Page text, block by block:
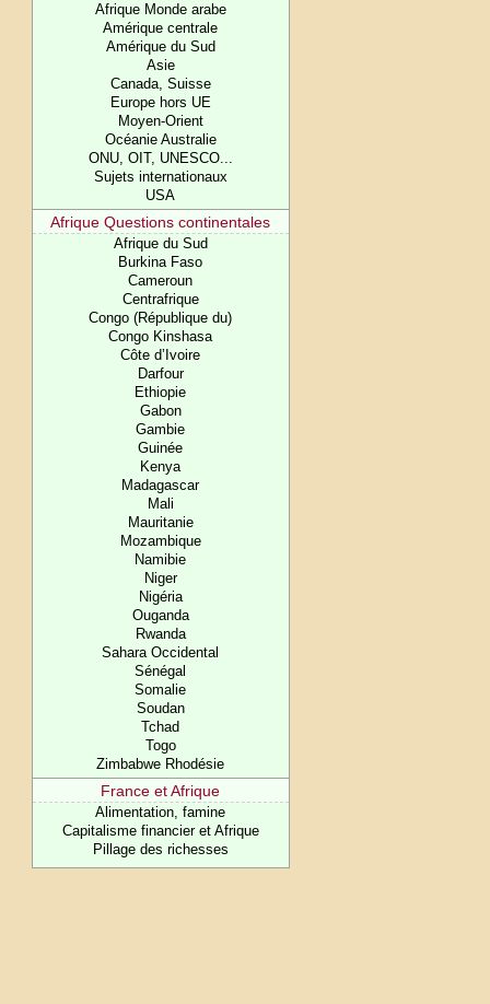
Afrique Monde arabe
Amérique centrale
Amérique du Sud
Asie
Canada, Suisse
Europe hors UE
Moyen-Orient
Océanie Australie
ONU, OIT, UNESCO...
Sujets internationaux
USA
Afrique Questions continentales
Afrique du Sud
Burkina Faso
Cameroun
Centrafrique
Congo (République du)
Congo Kinshasa
Côte d’Ivoire
Darfour
Ethiopie
Gabon
Gambie
Guinée
Kenya
Madagascar
Mali
Mauritanie
Mozambique
Namibie
Niger
Nigéria
Ouganda
Rwanda
Sahara Occidental
Sénégal
Somalie
Soudan
Tchad
Togo
Zimbabwe Rhodésie
France et Afrique
Alimentation, famine
Capitalisme financier et Afrique
Pillage des richesses